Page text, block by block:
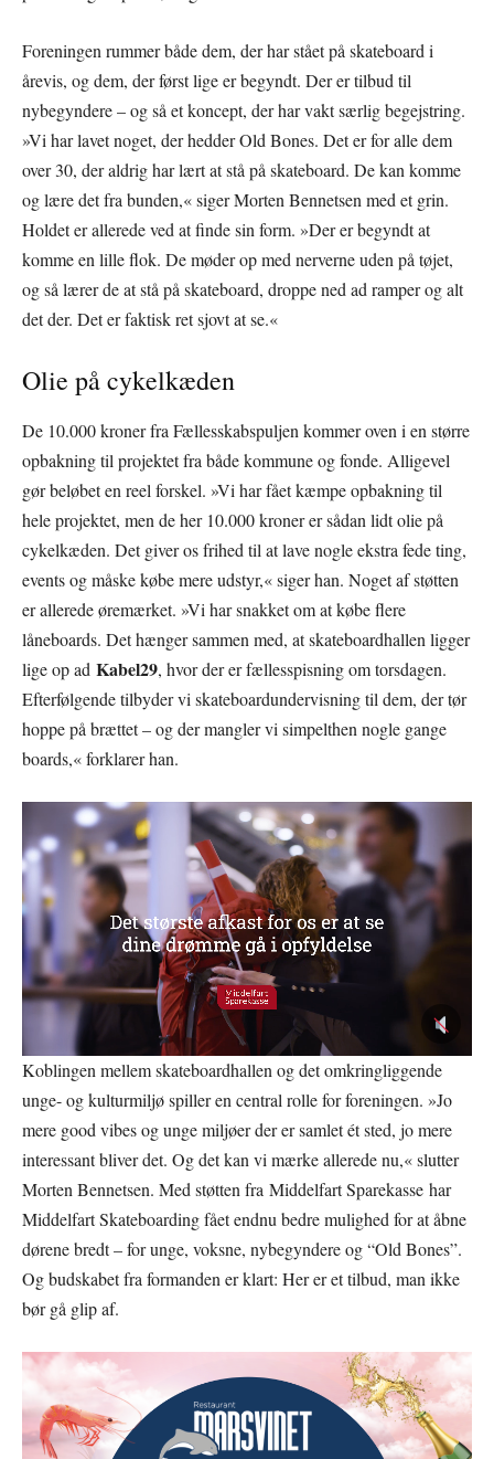
Foreningen rummer både dem, der har stået på skateboard i
årevis, og dem, der først lige er begyndt. Der er tilbud til
nybegyndere – og så et koncept, der har vakt særlig begejstring.
»Vi har lavet noget, der hedder Old Bones. Det er for alle dem
over 30, der aldrig har lært at stå på skateboard. De kan komme
og lære det fra bunden,« siger Morten Bennetsen med et grin.
Holdet er allerede ved at finde sin form. »Der er begyndt at
komme en lille flok. De møder op med nerverne uden på tøjet,
og så lærer de at stå på skateboard, droppe ned ad ramper og alt
det der. Det er faktisk ret sjovt at se.«
Olie på cykelkæden
De 10.000 kroner fra Fællesskabspuljen kommer oven i en større
opbakning til projektet fra både kommune og fonde. Alligevel
gør beløbet en reel forskel. »Vi har fået kæmpe opbakning til
hele projektet, men de her 10.000 kroner er sådan lidt olie på
cykelkæden. Det giver os frihed til at lave nogle ekstra fede ting,
events og måske købe mere udstyr,« siger han. Noget af støtten
er allerede øremærket. »Vi har snakket om at købe flere
låneboards. Det hænger sammen med, at skateboardhallen ligger
lige op ad Kabel29, hvor der er fællesspisning om torsdagen.
Efterfølgende tilbyder vi skateboardundervisning til dem, der tør
hoppe på brættet – og der mangler vi simpelthen nogle gange
boards,« forklarer han.
Koblingen mellem skateboardhallen og det omkringliggende
unge- og kulturmiljø spiller en central rolle for foreningen. »Jo
mere good vibes og unge miljøer der er samlet ét sted, jo mere
interessant bliver det. Og det kan vi mærke allerede nu,« slutter
Morten Bennetsen. Med støtten fra Middelfart Sparekasse har
Middelfart Skateboarding fået endnu bedre mulighed for at åbne
dørene bredt – for unge, voksne, nybegyndere og “Old Bones”.
Og budskabet fra formanden er klart: Her er et tilbud, man ikke
bør gå glip af.